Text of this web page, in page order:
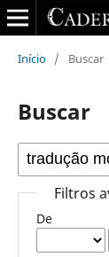
Início / Buscar
Buscar
Filtros
De